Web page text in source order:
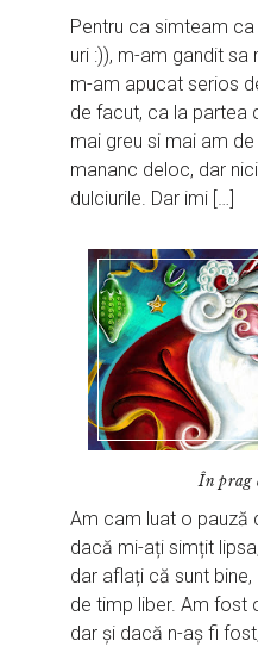
Pentru ca simteam
uri :)), m-am gandit sa
m-am apucat serios
de facut, ca la partea
mai greu si mai am
mananc deloc, dar
dulciurile. Dar imi […]
În prag
Am cam luat o pauză
dacă mi-ați simțit
dar aflați că sunt
de timp liber. Am fost
dar și dacă n-aș fi